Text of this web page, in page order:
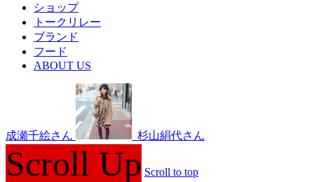
ショップ
トークリレー
ブランド
フード
ABOUT US
成瀬千絵さん 杉山絹代さん
Scroll Up Scroll to top